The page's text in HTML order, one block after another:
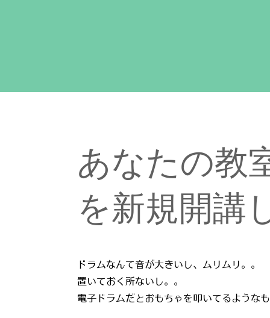
あなたの教
を新規開講
ドラムなんて音が大きいし、ムリムリ。。
置いておく所ないし。。
電子ドラムだとおもちゃを叩いてるような